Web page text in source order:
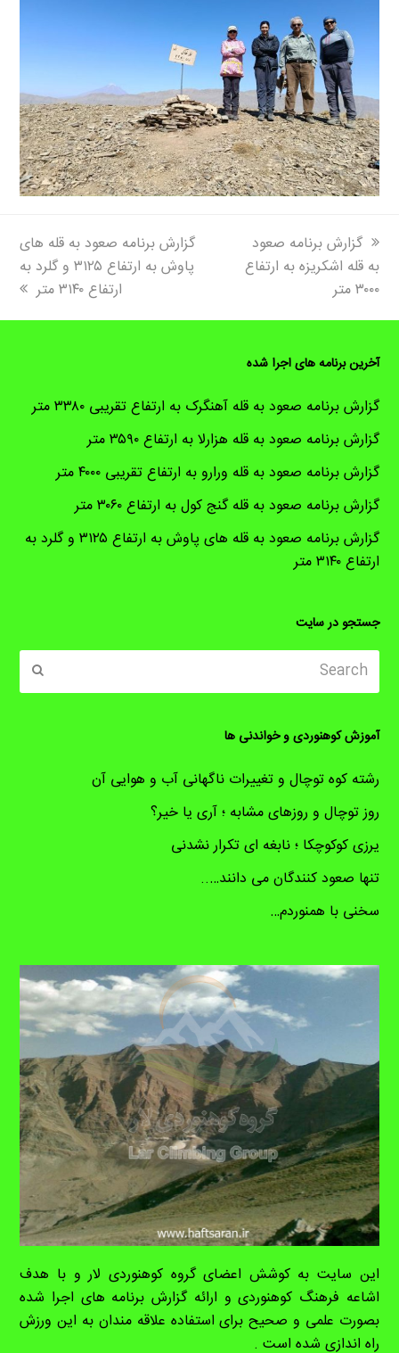
previous
post:
گزارش برنامه صعود
به قله اشکریزه به ارتفاع
۳۰۰۰ متر
next
post:
گزارش برنامه صعود به قله های
پاوش به ارتفاع ۳۱۲۵ و گلرد به
ارتفاع ۳۱۴۰ متر
آخرین برنامه های اجرا شده
گزارش برنامه صعود به قله آهنگرک به ارتفاع تقریبی ۳۳۸۰ متر
گزارش برنامه صعود به قله هزارلا به ارتفاع ۳۵۹۰ متر
گزارش برنامه صعود به قله ورارو به ارتفاع تقریبی ۴۰۰۰ متر
گزارش برنامه صعود به قله گنج کول به ارتفاع ۳۰۶۰ متر
گزارش برنامه صعود به قله های پاوش به ارتفاع ۳۱۲۵ و گلرد به
ارتفاع ۳۱۴۰ متر
جستجو در سایت
Search
آموزش کوهنوردی و خواندنی ها
رشته کوه توچال و تغییرات ناگهانی آب و هوایی آن
روز توچال و روزهای مشابه ؛ آری یا خیر؟
یرزی کوکوچکا ؛ نابغه ای تکرار نشدنی
تنها صعود کنندگان می دانند…..
سخنی با همنوردم…
این سایت به کوشش اعضای گروه کوهنوردی لار و با هدف
اشاعه فرهنگ کوهنوردی و ارائه گزارش برنامه های اجرا شده
بصورت علمی و صحیح برای استفاده علاقه مندان به این ورزش
راه اندازی شده است .